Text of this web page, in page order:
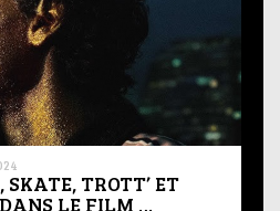
SKATE, TROTT’ ET
LE FILM …